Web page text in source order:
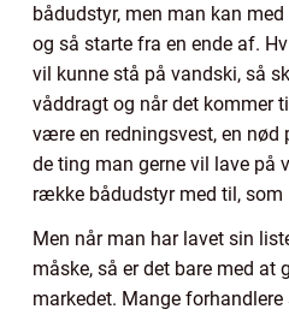
bådudstyr, men man kan
og så starte fra en ende af.
vil kunne stå på vandski, så
våddragt og når det kommer
være en redningsvest, en nød
de ting man gerne vil lave på
række bådudstyr med til, som
Men når man har lavet sin
måske, så er det bare med at
markedet. Mange